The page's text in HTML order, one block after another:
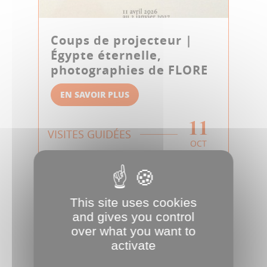
Coups de projecteur |
Égypte éternelle,
photographies de FLORE
EN SAVOIR PLUS
VISITES GUIDÉES 11
OCT
This site uses cookies
and gives you control
over what you want to
activate